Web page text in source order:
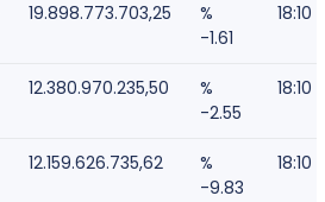
19.898.773.703,25
%
-1.61
18:10
12.380.970.235,50
%
-2.55
18:10
12.159.626.735,62
%
-9.83
18:10